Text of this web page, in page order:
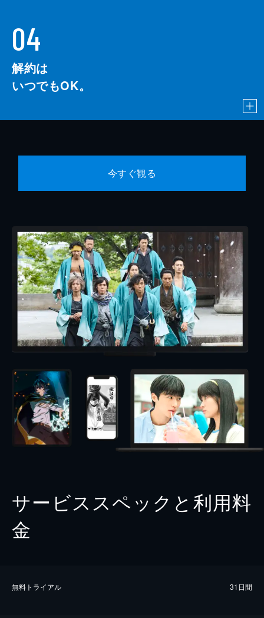
04
解約は
いつでもOK。
今すぐ観る
サービススペックと利用料
金
無料トライアル 31日間